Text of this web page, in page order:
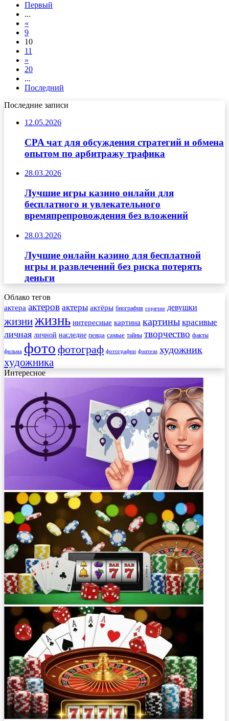
Первый
...
«
9
10
11
»
20
...
Последний
Последние записи
12.05.2026
CPA чат для обсуждения стратегий и обмена
опытом по арбитражу трафика
28.03.2026
Лучшие игры казино онлайн для
бесплатного и увлекательного
времяпрепровождения без вложений
28.03.2026
Лучшие онлайн казино для бесплатной
игры и развлечений без риска потерять
деньги
Облако тегов
актера актеров актеры актёры биография горячие девушки
жизнижизнь интересные картина картины красивые
личная личной наследие певца самые тайны творчество факты
фильма фото фотограф фотографии фэнтези художник
художника
Интересное